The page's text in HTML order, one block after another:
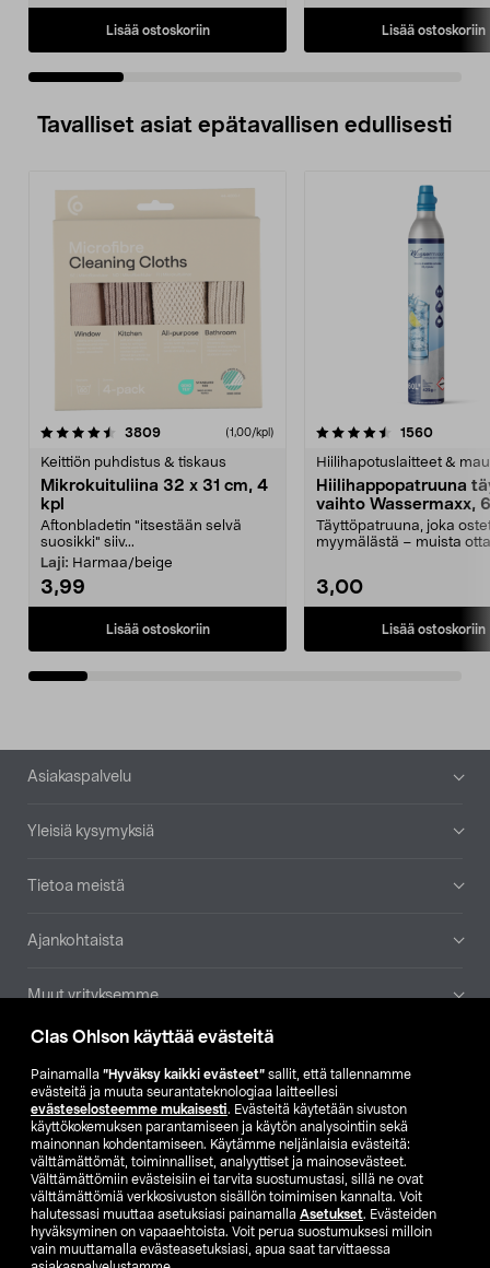
Clas Ohlson käyttää evästeitä
Painamalla ”Hyväksy kaikki evästeet” sallit, että tallennamme
evästeitä ja muuta seurantateknologiaa laitteellesi
evästeselosteemme mukaisesti. Evästeitä käytetään sivuston
käyttökokemuksen parantamiseen ja käytön analysointiin sekä
mainonnan kohdentamiseen. Käytämme neljänlaisia evästeitä:
välttämättömät, toiminnalliset, analyyttiset ja mainosevästeet.
Välttämättömiin evästeisiin ei tarvita suostumustasi, sillä ne ovat
välttämättömiä verkkosivuston sisällön toimimisen kannalta. Voit
halutessasi muuttaa asetuksiasi painamalla Asetukset. Evästeiden
hyväksyminen on vapaaehtoista. Voit perua suostumuksesi milloin
vain muuttamalla evästeasetuksiasi, apua saat tarvittaessa
Lisää ostoskoriin Lisää ostoskoriin
Tavalliset asiat epätavallisen edullisesti
3809arvostelut (1,00/kpl)
Keittiön puhdistus & tiskaus
Mikrokuituliina 32 x 31 cm, 4
kpl
Aftonbladetin "itsestään selvä
suosikki" siiv...
Laji: Harmaa/beige
3,99
Lisää ostoskoriin
4.5viidestä
1560
Hiilihapotuslaitteet &
Hiilihappopatruuna
vaihto Wassermaxx,
Täyttöpatruuna, joka
myymälästä – muista
3,00
Lisää ostoskoriin
4.5viidestä
Alatunniste
Asiakaspalvelu
Yleisiä kysymyksiä
Tietoa meistä
Ajankohtaista
Muut yrityksemme
Etsi myymälä
SE NO FI
FI SV